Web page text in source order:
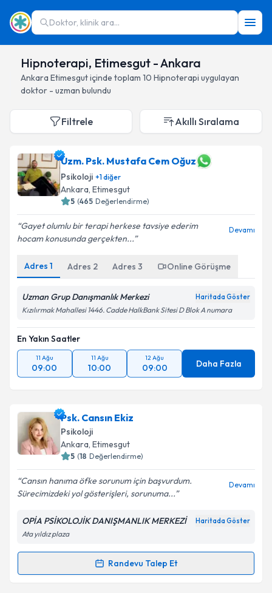
Doktor, klinik ara...
Hipnoterapi, Etimesgut - Ankara
Ankara Etimesgutiçinde toplam 10 Hipnoterapi uygulayan
doktor - uzman bulundu
Filtrele Akıllı Sıralama
Uzm. Psk. Mustafa Cem Oğuz
Psikoloji +1diğer
Ankara, Etimesgut
5 (465 Değerlendirme)
Gayet olumlu bir terapi herkese tavsiye ederim
hocam konusunda gerçekten...
Devamı
Adres 1 Adres 2 Adres 3 Online Görüşme
Uzman Grup Danışmanlık Merkezi Haritada Göster
Kızılırmak Mahallesi 1446. Cadde HalkBank Sitesi D Blok A numara
En Yakın Saatler
11 Ağu
09:00
11 Ağu
10:00
12 Ağu
09:00 Daha Fazla
Psk. Cansın Ekiz
Psikoloji
Ankara, Etimesgut
5 (18 Değerlendirme)
Cansın hanıma öfke sorunum için başvurdum.
Sürecimizdeki yol gösterişleri, sorunuma...
Devamı
OPİA PSİKOLOJİK DANIŞMANLIK MERKEZİ Haritada Göster
Ata yıldız plaza
Randevu Talep Et
Randevu Takvimi Talebi